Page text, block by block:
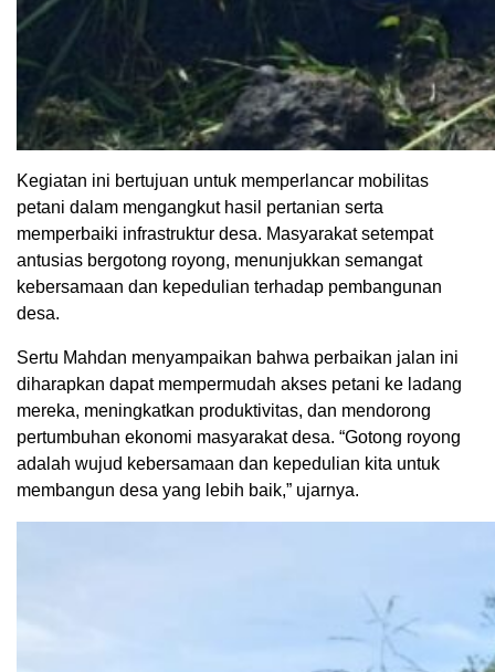
Kegiatan ini bertujuan untuk memperlancar mobilitas
petani dalam mengangkut hasil pertanian serta
memperbaiki infrastruktur desa. Masyarakat setempat
antusias bergotong royong, menunjukkan semangat
kebersamaan dan kepedulian terhadap pembangunan
desa.
Sertu Mahdan menyampaikan bahwa perbaikan jalan ini
diharapkan dapat mempermudah akses petani ke ladang
mereka, meningkatkan produktivitas, dan mendorong
pertumbuhan ekonomi masyarakat desa. “Gotong royong
adalah wujud kebersamaan dan kepedulian kita untuk
membangun desa yang lebih baik,” ujarnya.